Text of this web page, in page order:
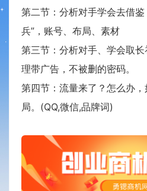
第二节：分析对手学会去借
兵”，账号、布局、素材
第三节：分析对手、学会取
理带广告，不被删的密码。
第四节：流量来了？怎么办
局。(QQ,微信,品牌词)